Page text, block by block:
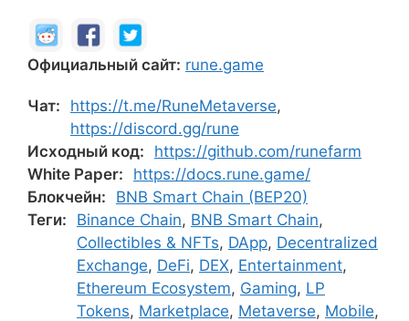
Официальный сайт: rune.game
Чат: https://t.me/RuneMetaverse,
https://discord.gg/rune
Исходный код:
https://github.com/runefarm
White Paper:
https://docs.rune.game/
Блокчейн:
BNB Smart Chain (BEP20)
Теги:
Binance Chain, BNB Smart Chain,
Collectibles & NFTs, DApp, Decentralized
Exchange, DeFi, DEX, Entertainment,
Ethereum Ecosystem, Gaming, LP
Tokens, Marketplace, Metaverse, Mobile,